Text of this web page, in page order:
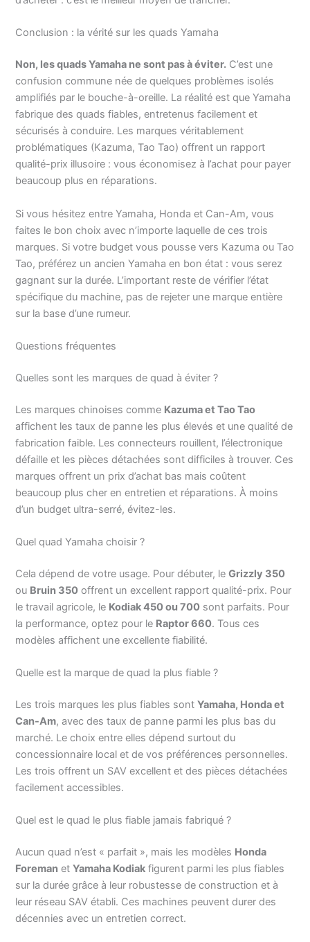
Conclusion : la vérité sur les quads Yamaha
Non, les quads Yamaha ne sont pas à éviter. C’est une
confusion commune née de quelques problèmes isolés
amplifiés par le bouche-à-oreille. La réalité est que Yamaha
fabrique des quads fiables, entretenus facilement et
sécurisés à conduire. Les marques véritablement
problématiques (Kazuma, Tao Tao) offrent un rapport
qualité-prix illusoire : vous économisez à l’achat pour payer
beaucoup plus en réparations.
Si vous hésitez entre Yamaha, Honda et Can-Am, vous
faites le bon choix avec n’importe laquelle de ces trois
marques. Si votre budget vous pousse vers Kazuma ou Tao
Tao, préférez un ancien Yamaha en bon état : vous serez
gagnant sur la durée. L’important reste de vérifier l’état
spécifique du machine, pas de rejeter une marque entière
sur la base d’une rumeur.
Questions fréquentes
Quelles sont les marques de quad à éviter ?
Les marques chinoises comme Kazuma et Tao Tao
affichent les taux de panne les plus élevés et une qualité de
fabrication faible. Les connecteurs rouillent, l’électronique
défaille et les pièces détachées sont difficiles à trouver. Ces
marques offrent un prix d’achat bas mais coûtent
beaucoup plus cher en entretien et réparations. À moins
d’un budget ultra-serré, évitez-les.
Quel quad Yamaha choisir ?
Cela dépend de votre usage. Pour débuter, leGrizzly 350
ou Bruin 350 offrent un excellent rapport qualité-prix. Pour
le travail agricole, le Kodiak 450 ou 700 sont parfaits. Pour
la performance, optez pour le Raptor 660. Tous ces
modèles affichent une excellente fiabilité.
Quelle est la marque de quad la plus fiable ?
Les trois marques les plus fiables sontYamaha, Honda et
Can-Am, avec des taux de panne parmi les plus bas du
marché. Le choix entre elles dépend surtout du
concessionnaire local et de vos préférences personnelles.
Les trois offrent un SAV excellent et des pièces détachées
facilement accessibles.
Quel est le quad le plus fiable jamais fabriqué ?
Aucun quad n’est « parfait », mais les modèles Honda
Foreman etYamaha Kodiak figurent parmi les plus fiables
sur la durée grâce à leur robustesse de construction et à
leur réseau SAV établi. Ces machines peuvent durer des
décennies avec un entretien correct.